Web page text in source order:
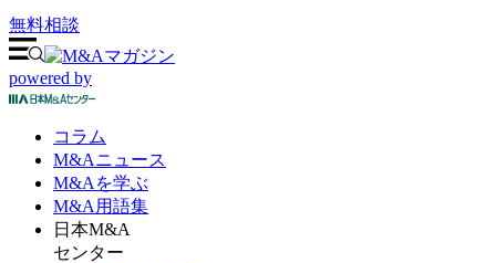
無料相談
powered by
コラム
M&Aニュース
M&Aを学ぶ
M&A 用語集
日本M&A
センター